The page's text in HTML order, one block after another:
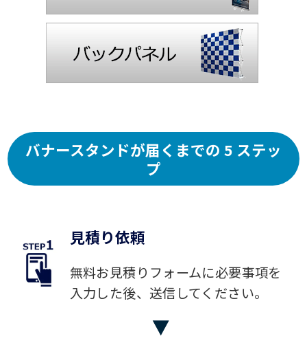
バナースタンドが届くまでの 5 ステッ
プ
見積り依頼
無料お見積りフォームに必要事項を
入力した後、送信してください。